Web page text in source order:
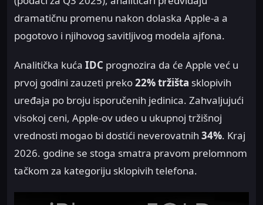
dramatičnu promenu nakon dolaska Apple-a a
pogotovo i njihovog savitljivog modela ajfona.
Analitička kuća IDC prognozira da će Apple već u
prvoj godini zauzeti preko22% tržišta sklopivih
uređaja po broju isporučenih jedinica. Zahvaljujući
visokoj ceni, Apple-ov udeo u ukupnoj tržišnoj
vrednosti mogao bi dostići neverovatnih 34%. Kraj
2026. godine se stoga smatra pravom prelomnom
tačkom za kategoriju sklopivih telefona.